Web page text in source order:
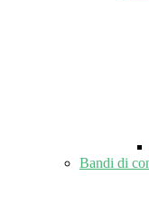
Bandi di